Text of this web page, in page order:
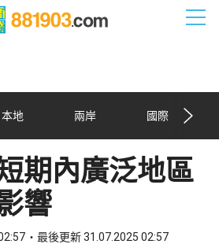
本地 兩岸 國際
期內廣泛地區
響
最後更新 31.07.2025 02:57